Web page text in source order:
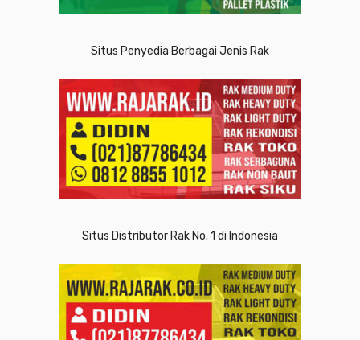
Situs Penyedia Berbagai Jenis Rak
Situs Distributor Rak No. 1 di Indonesia